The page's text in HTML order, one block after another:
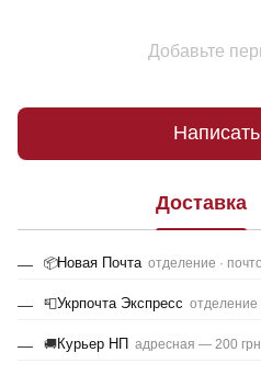
Добавьте
Доставка
📦Новая Почта отделение ·
📮Укрпочта Экспресс отделение
🚚Курьер НП адресная — 200 грн